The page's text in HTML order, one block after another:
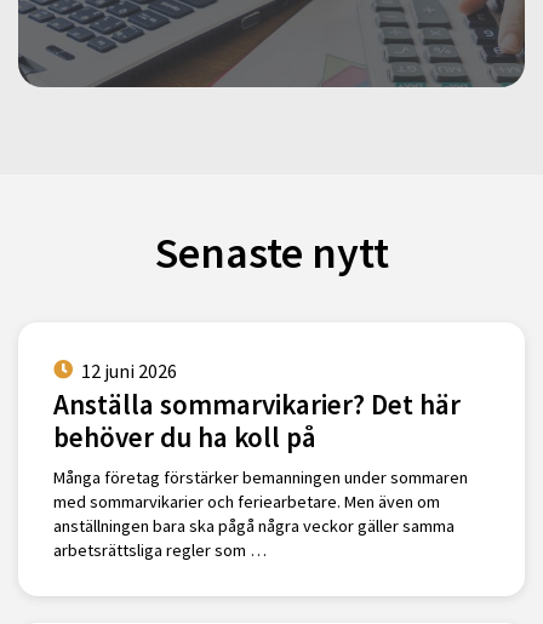
Senaste nytt
12 juni 2026
Anställa sommarvikarier? Det här
behöver du ha koll på
Många företag förstärker bemanningen under sommaren
med sommarvikarier och feriearbetare. Men även om
anställningen bara ska pågå några veckor gäller samma
arbetsrättsliga regler som …